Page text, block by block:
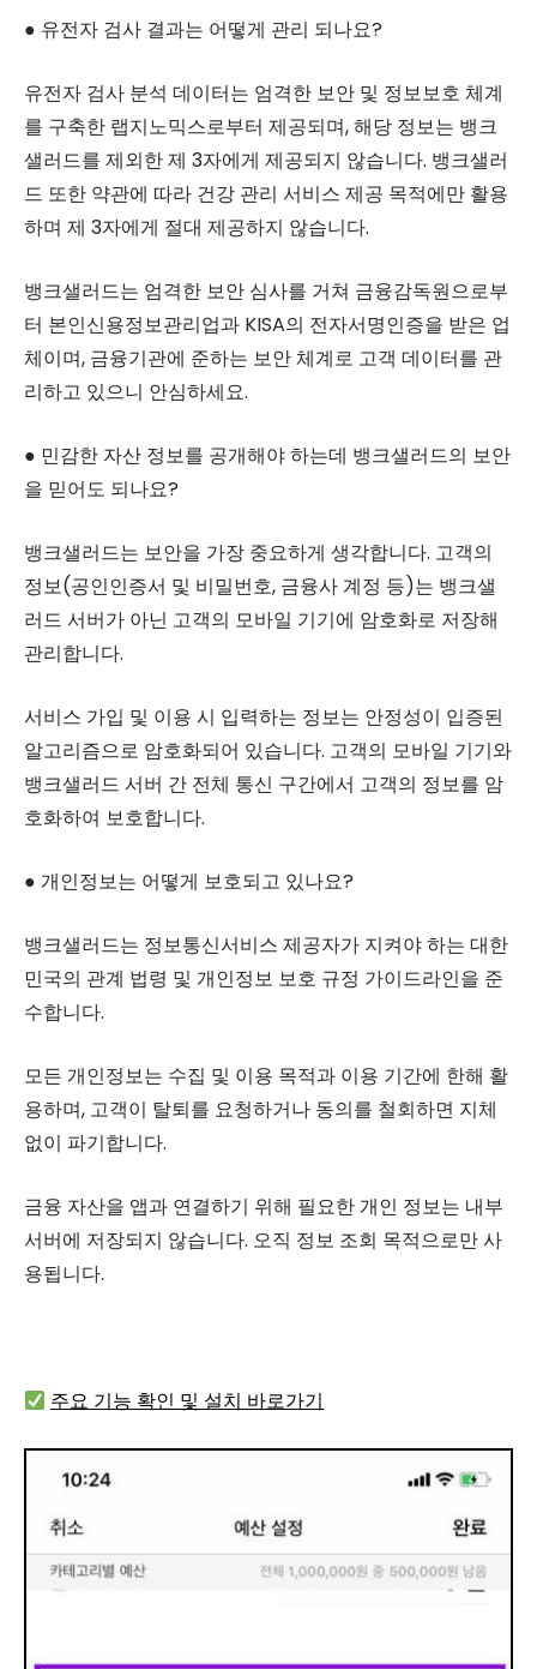
● 유전자 검사 결과는 어떻게 관리 되나요?
유전자 검사 분석 데이터는 엄격한 보안 및 정보보호 체계
를 구축한 랩지노믹스로부터 제공되며, 해당 정보는 뱅크
샐러드를 제외한 제 3자에게 제공되지 않습니다. 뱅크샐러
드 또한 약관에 따라 건강 관리 서비스 제공 목적에만 활용
하며 제 3자에게 절대 제공하지 않습니다.
뱅크샐러드는 엄격한 보안 심사를 거쳐 금융감독원으로부
터 본인신용정보관리업과 KISA의 전자서명인증을 받은 업
체이며, 금융기관에 준하는 보안 체계로 고객 데이터를 관
리하고 있으니 안심하세요.
● 민감한 자산 정보를 공개해야 하는데 뱅크샐러드의 보안
을 믿어도 되나요?
뱅크샐러드는 보안을 가장 중요하게 생각합니다. 고객의
정보(공인인증서 및 비밀번호, 금융사 계정 등)는 뱅크샐
러드 서버가 아닌 고객의 모바일 기기에 암호화로 저장해
관리합니다.
서비스 가입 및 이용 시 입력하는 정보는 안정성이 입증된
알고리즘으로 암호화되어 있습니다. 고객의 모바일 기기와
뱅크샐러드 서버 간 전체 통신 구간에서 고객의 정보를 암
호화하여 보호합니다.
● 개인정보는 어떻게 보호되고 있나요?
뱅크샐러드는 정보통신서비스 제공자가 지켜야 하는 대한
민국의 관계 법령 및 개인정보 보호 규정 가이드라인을 준
수합니다.
모든 개인정보는 수집 및 이용 목적과 이용 기간에 한해 활
용하며, 고객이 탈퇴를 요청하거나 동의를 철회하면 지체
없이 파기합니다.
금융 자산을 앱과 연결하기 위해 필요한 개인 정보는 내부
서버에 저장되지 않습니다. 오직 정보 조회 목적으로만 사
용됩니다.
주요 기능 확인 및 설치 바로가기